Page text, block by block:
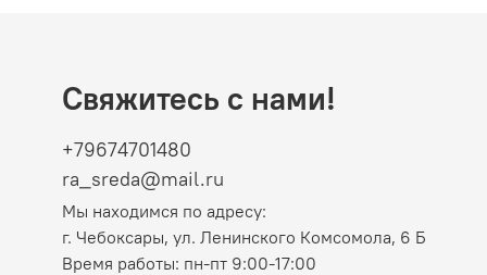
Свяжитесь с нами!
+79674701480
ra_sreda@mail.ru
Мы находимся по адресу:
г. Чебоксары, ул. Ленинского Комсомола, 6 Б
Время работы: пн-пт 9:00-17:00